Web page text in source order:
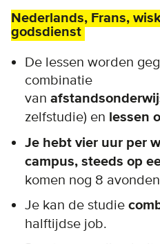
Nederlands, Frans,
godsdienst
De lessen worden
combinatie
van
zelfstudie) en lessen
Je hebt vier uur per
campus, steeds op
komen nog 8
Je kan de studie
halftijdse job.